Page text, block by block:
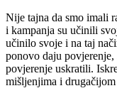
Nije tajna da smo imali
i kampanja su učinili
učinilo svoje i na taj
ponovo daju
povjerenje uskratili.
mišljenjima i